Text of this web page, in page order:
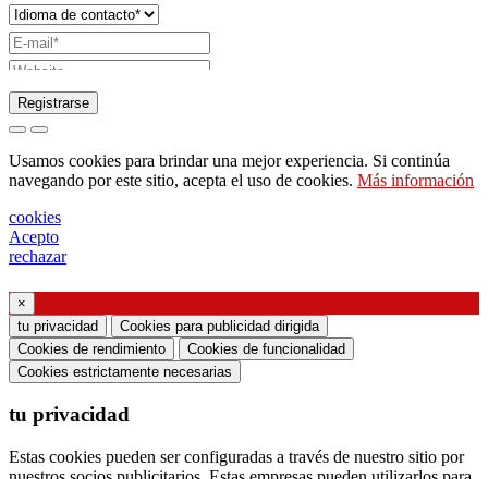
Solicitud de envío de catálogo
Solicite ser contactado por su representante de
ventas
Solicitud de soporte o diseño de iluminación
Solicitud de seminario web o formación sobre
productos Ghidini & Lucitalia
Manifestación de consentimiento (artículo 7 del
Reglamento de la UE n. ° 2016/679)
Declaro haber leído la información sobre el
tratamiento de datos personales y acepto el
tratamiento de mis datos personales.
Registrarse
Usamos cookies para brindar una mejor experiencia. Si continúa
navegando por este sitio, acepta el uso de cookies. Más información
cookies
Acepto
rechazar
×
tu privacidad
Cookies para publicidad dirigida
Cookies de rendimiento
Cookies de funcionalidad
Cookies estrictamente necesarias
tu privacidad
Estas cookies pueden ser configuradas a través de nuestro sitio por